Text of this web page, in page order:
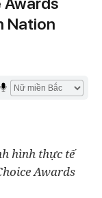
Nation
hình thực tế
Awards